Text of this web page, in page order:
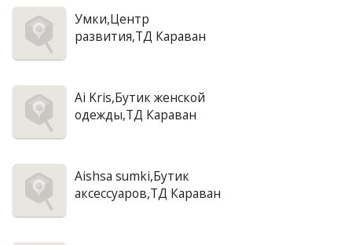
Умки,Центр
развития,ТД Караван
Ai Kris,Бутик женской
одежды,ТД Караван
Aishsa sumki,Бутик
аксессуаров,ТД Караван